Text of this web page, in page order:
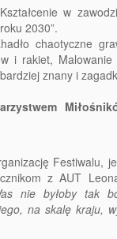
w
2030”.
chaotyczne
i rakiet, Malowanie
znany i
Festiwalu,
z AUT
nie byłoby tak
na skalę kraju,